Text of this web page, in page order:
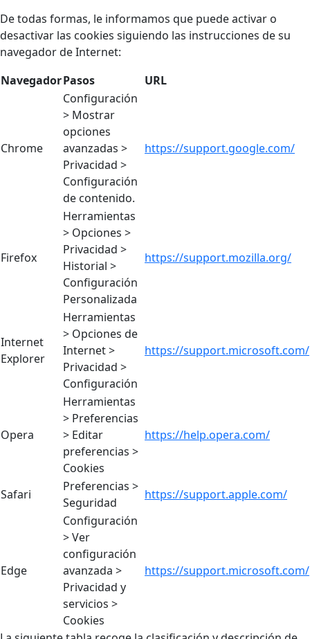
De todas formas, le informamos que puede activar o
desactivar las cookies siguiendo las instrucciones de su
navegador de Internet:
NavegadorPasos URL
Chrome
Configuración
> Mostrar
opciones
avanzadas >
Privacidad >
Configuración
de contenido.
https://support.google.com/
Firefox
Herramientas
> Opciones >
Privacidad >
Historial >
Configuración
Personalizada
https://support.mozilla.org/
Internet
Explorer
Herramientas
> Opciones de
Internet >
Privacidad >
Configuración
https://support.microsoft.com/
Opera
Herramientas
> Preferencias
> Editar
preferencias >
Cookies
https://help.opera.com/
Safari
Preferencias >
Seguridad
https://support.apple.com/
Edge
Configuración
> Ver
configuración
avanzada >
Privacidad y
servicios >
Cookies
https://support.microsoft.com/